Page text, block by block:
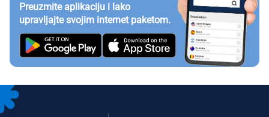
Preuzmite aplikaciju i lako
upravljajte svojim internet paketom.